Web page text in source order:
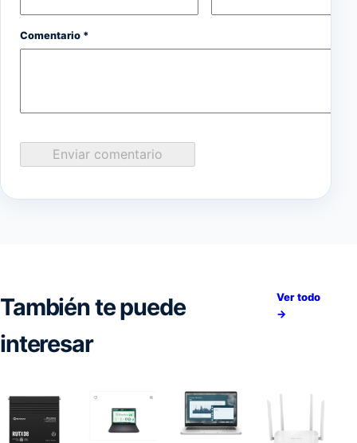
Comentario *
Enviar comentario
También te puede
interesar
Ver todo
→